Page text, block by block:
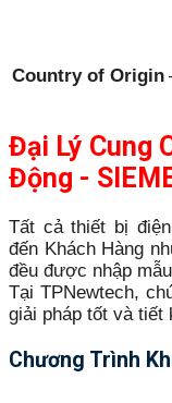
Country of Origin
Đại Lý Cung
Động -
Tất cả thiết bị
đến Khách Hàng
đều được nhập
Tại TPNewtech,
giải pháp tốt và tiết
Chương Trình